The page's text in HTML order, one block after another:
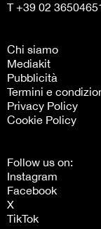
T +39 02
Chi siamo
Mediakit
Pubblicità
Termini e
Privacy Policy
Cookie Policy
Follow us on:
Instagram
Facebook
X
TikTok